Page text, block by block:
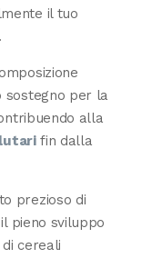
il tuo
sostegno per la
alla
fin dalla
prezioso di
pieno sviluppo
cereali